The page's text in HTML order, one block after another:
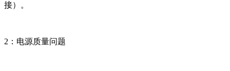
接）。
2：电源质量问题